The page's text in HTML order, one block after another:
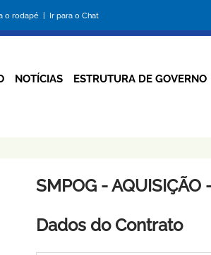
o rodapé | Ir para o Chat
da
NOTÍCIAS ESTRUTURA DE GOVERNO
SMPOG - AQUISIÇÃO
Dados do Contrato